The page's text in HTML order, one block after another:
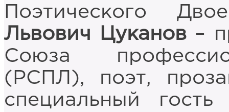
Поэтического
Львович Цуканов–
Союза
(РСПЛ), поэт,
специальный